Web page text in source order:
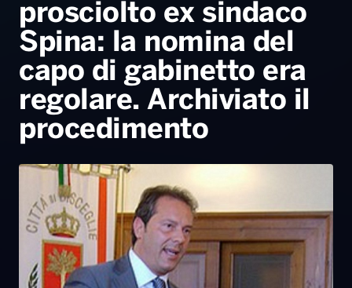
Sport
Radio Norba Consiglia
Leggerissime
Novità
Interviste
Oroscopo
Speciale Astrabilia 2026
Voce al Bari
Battiti Live 2026
Gallery
prosciolto ex sindaco
Spina: la nomina del
capo di gabinetto era
regolare. Archiviato il
procedimento